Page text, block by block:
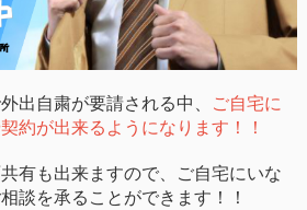
出自粛が要請される中、
ご自宅に
約が出来るようになります！！
有も出来ますので、ご自宅にいな
談を承ることができます！！